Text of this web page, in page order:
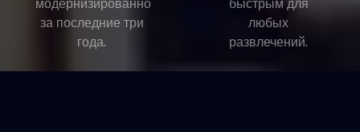
модернизированно
за последние три
года.
быстрым для
любых
развлечений.